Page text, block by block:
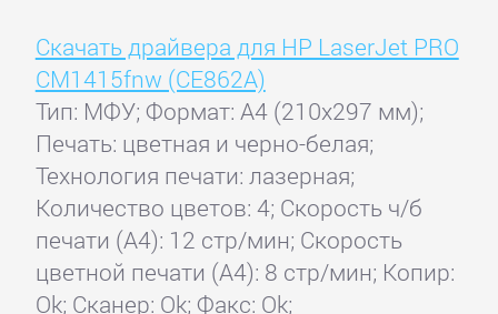
Скачать драйвера для HP LaserJet PRO
CM1415fnw (CE862A)
Тип: МФУ; Формат: A4 (210x297 мм);
Печать: цветная и черно-белая;
Технология печати: лазерная;
Количество цветов: 4; Скорость ч/б
печати (А4): 12 стр/мин; Скорость
цветной печати (А4): 8 стр/мин; Копир:
Ok; Сканер: Ok; Факс: Ok;